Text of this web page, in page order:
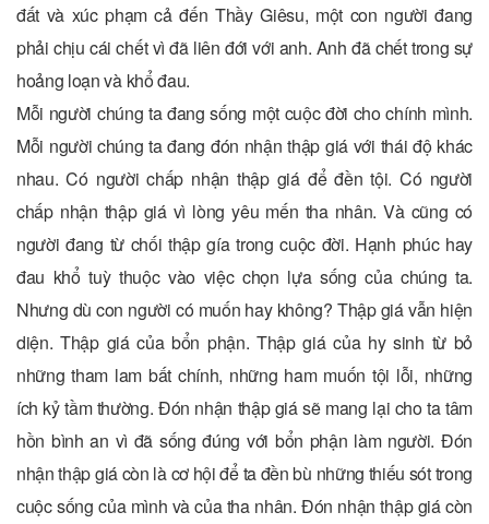
đất và xúc phạm cả đến Thầy Giêsu, một con người đang
phải chịu cái chết vì đã liên đới với anh. Anh đã chết trong sự
hoảng loạn và khổ đau.
Mỗi người chúng ta đang sống một cuộc đời cho chính mình.
Mỗi người chúng ta đang đón nhận thập giá với thái độ khác
nhau. Có người chấp nhận thập giá để đền tội. Có người
chấp nhận thập giá vì lòng yêu mến tha nhân. Và cũng có
người đang từ chối thập gía trong cuộc đời. Hạnh phúc hay
đau khổ tuỳ thuộc vào việc chọn lựa sống của chúng ta.
Nhưng dù con người có muốn hay không? Thập giá vẫn hiện
diện. Thập giá của bổn phận. Thập giá của hy sinh từ bỏ
những tham lam bất chính, những ham muốn tội lỗi, những
ích kỷ tầm thường. Đón nhận thập giá sẽ mang lại cho ta tâm
hồn bình an vì đã sống đúng với bổn phận làm người. Đón
nhận thập giá còn là cơ hội để ta đền bù những thiếu sót trong
cuộc sống của mình và của tha nhân. Đón nhận thập giá còn